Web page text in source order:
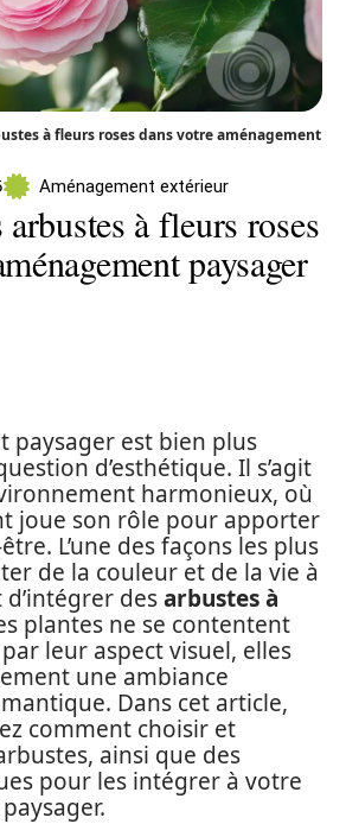
à fleurs roses dans votre aménagement
Aménagement extérieur
à fleurs roses
paysager
paysager est bien plus
d’esthétique. Il s’agit
harmonieux, où
joue son rôle pour apporter
L’une des façons les plus
de la couleur et de la vie à
desarbustes à
plantes ne se contentent
leur aspect visuel, elles
une ambiance
Dans cet article,
comment choisir et
ainsi que des
pour les intégrer à votre